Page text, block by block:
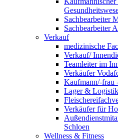
Sachbearbeiter
Sachbearbeiter
Verkauf
medizinische
Verkauf/
Teamleiter im
Verkäufer
Kaufmann/-frau
Lager & Logistik
Verkäufer für
Schloen
Wellness & Fitness